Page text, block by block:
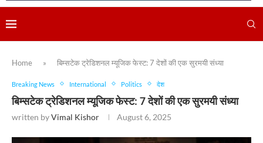
Home » बिम्सटेक ट्रेडिशनल म्यूजिक फेस्ट: 7 देशों की एक सुरमयी संध्या
Breaking News International Politics देश
बिम्सटेक ट्रेडिशनल म्यूजिक फेस्ट: 7 देशों की एक सुरमयी संध्या
written byVimal Kishor August 6, 2025